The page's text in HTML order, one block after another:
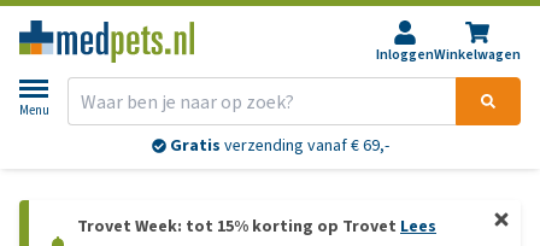
InloggenWinkelwagen
Menu
Gratis verzending vanaf € 69,-
Trovet Week: tot 15% korting op Trovet Lees